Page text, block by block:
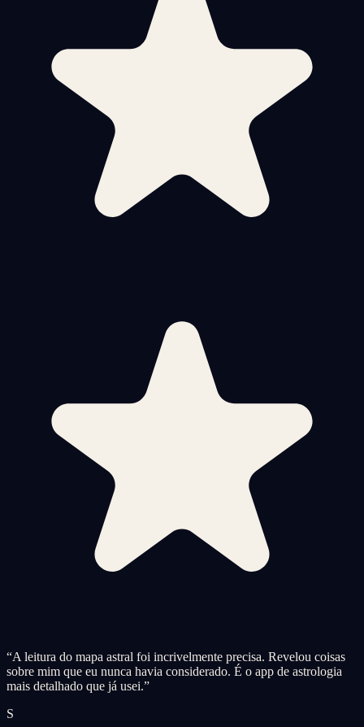
“A leitura do mapa astral foi incrivelmente precisa. Revelou coisas
sobre mim que eu nunca havia considerado. É o app de astrologia
mais detalhado que já usei.”
S